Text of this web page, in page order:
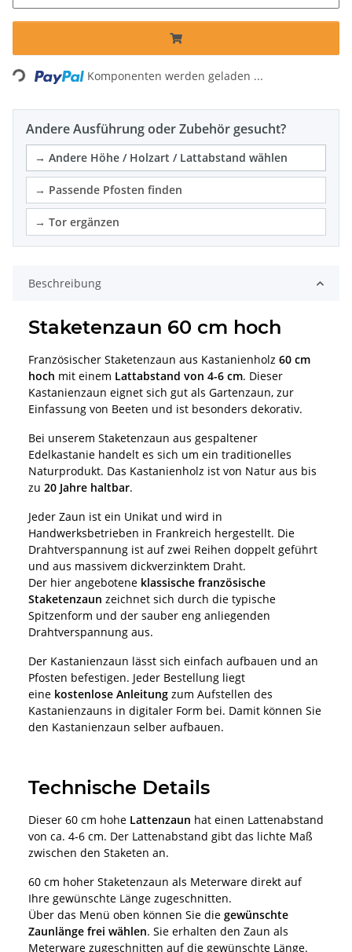
Loading... Komponenten werden geladen ...
Andere Ausführung oder Zubehör gesucht?
→ Andere Höhe / Holzart / Lattabstand wählen
→ Passende Pfosten finden
→ Tor ergänzen
Beschreibung
Staketenzaun 60 cm hoch
Französischer Staketenzaun aus Kastanienholz 60 cm
hoch mit einem Lattabstand von 4-6 cm. Dieser
Kastanienzaun eignet sich gut als Gartenzaun, zur
Einfassung von Beeten und ist besonders dekorativ.
Bei unserem Staketenzaun aus gespaltener
Edelkastanie handelt es sich um ein traditionelles
Naturprodukt. Das Kastanienholz ist von Natur aus bis
zu 20 Jahre haltbar.
Jeder Zaun ist ein Unikat und wird in
Handwerksbetrieben in Frankreich hergestellt. Die
Drahtverspannung ist auf zwei Reihen doppelt geführt
und aus massivem dickverzinktem Draht.
Der hier angebotene klassische französische
Staketenzaun zeichnet sich durch die typische
Spitzenform und der sauber eng anliegenden
Drahtverspannung aus.
Der Kastanienzaun lässt sich einfach aufbauen und an
Pfosten befestigen. Jeder Bestellung liegt
eine kostenlose Anleitung zum Aufstellen des
Kastanienzauns in digitaler Form bei. Damit können Sie
den Kastanienzaun selber aufbauen.
Technische Details
Dieser 60 cm hohe Lattenzaun hat einen Lattenabstand
von ca. 4-6 cm. Der Lattenabstand gibt das lichte Maß
zwischen den Staketen an.
60 cm hoher Staketenzaun als Meterware direkt auf
Ihre gewünschte Länge zugeschnitten.
Über das Menü oben können Sie die gewünschte
Zaunlänge frei wählen. Sie erhalten den Zaun als
Meterware zugeschnitten auf die gewünschte Länge.